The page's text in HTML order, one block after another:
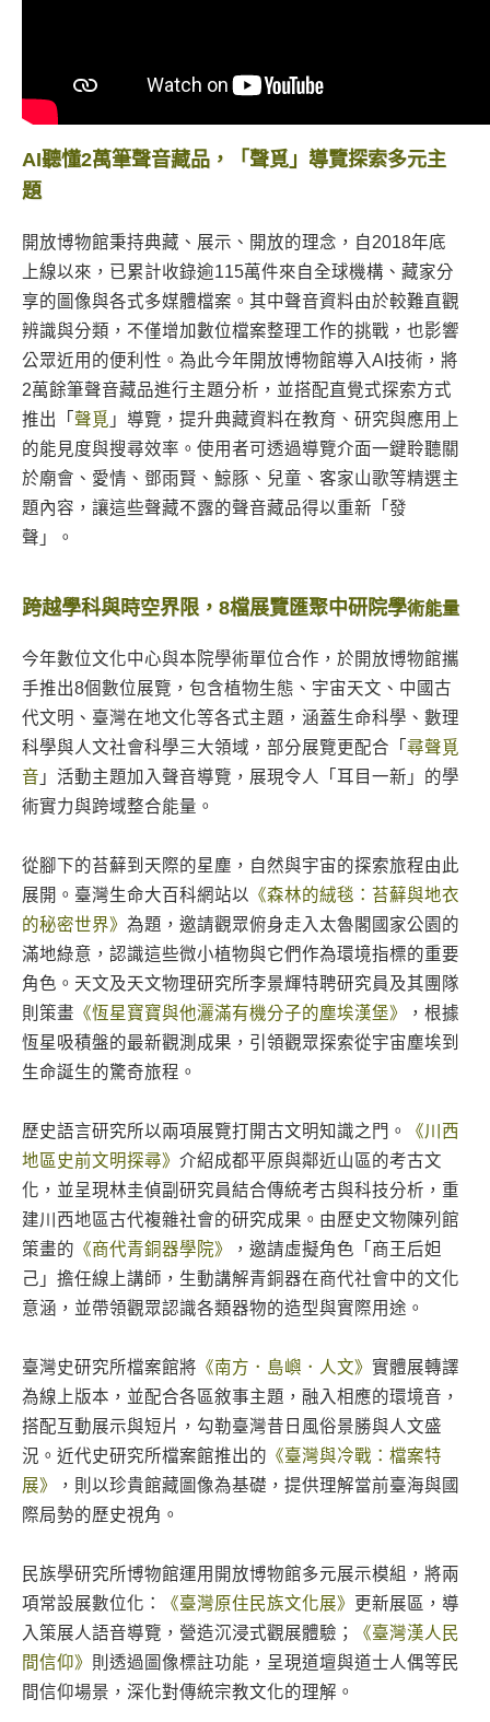
AI聽懂2萬筆聲音藏品，「聲覓」導覽探索多元主
題
開放博物館秉持典藏、展示、開放的理念，自2018年底
上線以來，已累計收錄逾115萬件來自全球機構、藏家分
享的圖像與各式多媒體檔案。其中聲音資料由於較難直觀
辨識與分類，不僅增加數位檔案整理工作的挑戰，也影響
公眾近用的便利性。為此今年開放博物館導入AI技術，將
2萬餘筆聲音藏品進行主題分析，並搭配直覺式探索方式
推出「 聲覓 」導覽，提升典藏資料在教育、研究與應用上
的能見度與搜尋效率。使用者可透過導覽介面一鍵聆聽關
於廟會、愛情、鄧雨賢、鯨豚、兒童、客家山歌等精選主
題內容，讓這些聲藏不露的聲音藏品得以重新「發
聲」。
跨越學科與時空界限，8檔展覽匯聚中研院學術能量
今年數位文化中心與本院學術單位合作，於開放博物館攜
手推出8個數位展覽，包含植物生態、宇宙天文、中國古
代文明、臺灣在地文化等各式主題，涵蓋生命科學、數理
科學與人文社會科學三大領域，部分展覽更配合「 尋聲覓
音 」活動主題加入聲音導覽，展現令人「耳目一新」的學
術實力與跨域整合能量。
從腳下的苔蘚到天際的星塵，自然與宇宙的探索旅程由此
展開。臺灣生命大百科網站以 《森林的絨毯：苔蘚與地衣
的秘密世界》 為題，邀請觀眾俯身走入太魯閣國家公園的
滿地綠意，認識這些微小植物與它們作為環境指標的重要
角色。天文及天文物理研究所李景輝特聘研究員及其團隊
則策畫 《恆星寶寶與他灑滿有機分子的塵埃漢堡》
，根據
恆星吸積盤的最新觀測成果，引領觀眾探索從宇宙塵埃到
生命誕生的驚奇旅程。
歷史語言研究所以兩項展覽打開古文明知識之門。
《川西
地區史前文明探尋》 介紹成都平原與鄰近山區的考古文
化，並呈現林圭偵副研究員結合傳統考古與科技分析，重
建川西地區古代複雜社會的研究成果。由歷史文物陳列館
策畫的 《商代青銅器學院》
，邀請虛擬角色「商王后妲
己」擔任線上講師，生動講解青銅器在商代社會中的文化
意涵，並帶領觀眾認識各類器物的造型與實際用途。
臺灣史研究所檔案館將 《南方．島嶼．人文》 實體展轉譯
為線上版本，並配合各區敘事主題，融入相應的環境音，
搭配互動展示與短片，勾勒臺灣昔日風俗景勝與人文盛
況。近代史研究所檔案館推出的 《臺灣與冷戰：檔案特
展》
，則以珍貴館藏圖像為基礎，提供理解當前臺海與國
際局勢的歷史視角。
民族學研究所博物館運用開放博物館多元展示模組，將兩
項常設展數位化：
《臺灣原住民族文化展》 更新展區，導
入策展人語音導覽，營造沉浸式觀展體驗；
《臺灣漢人民
間信仰》 則透過圖像標註功能，呈現道壇與道士人偶等民
間信仰場景，深化對傳統宗教文化的理解。